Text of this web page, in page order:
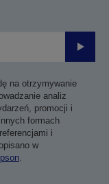
na otrzymywanie
analiz
promocji i
formach
i
w